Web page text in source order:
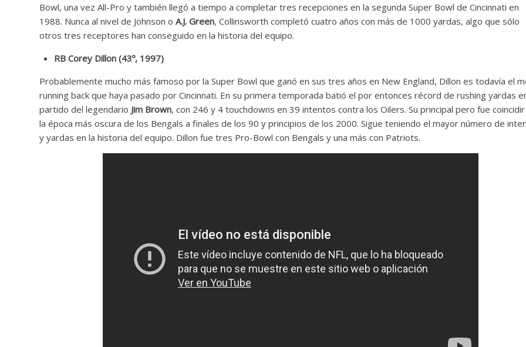
Bowl, una vez All-Pro y también llegó a tiempo a completar tres recepciones en la segunda Super Bowl de Cincinnati en
1988. Nunca al nivel de Johnson oA.J. Green, Collinsworth completó cuatro años con más de 1000 yardas, algo que sólo
otros tres receptores han conseguido en la historia del equipo.
RB Corey Dillon (43º, 1997)
Probablemente mucho más famoso por la Super Bowl que ganó en sus tres años en New England, Dillon es todavía el
running back que haya pasado por Cincinnati. En su primera temporada batió el por entonces récord de rushing yardas
partido del legendario Jim Brown, con 246 y 4 touchdowns en 39 intentos contra los Oilers. Su principal pero fue
la época más oscura de los Bengals a finales de los 90 y principios de los 2000. Sigue teniendo el mayor número de
y yardas en la historia del equipo. Dillon fue tres Pro-Bowl con Bengals y una más con Patriots.